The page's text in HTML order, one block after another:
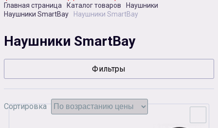
Альбомы
Чернила Карты памяти
Сувенирная продукция Зарядные устройства
Аксессуары
Главная страница Каталог товаров
Наушники
Наушники SmartBay
Наушники SmartBay
Наушники SmartBay
Фильтры
Сортировка